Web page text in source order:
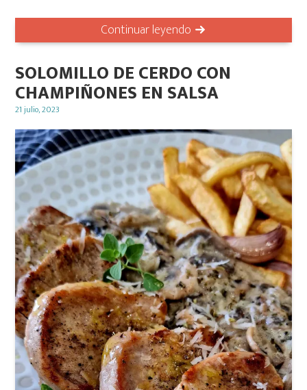
Continuar leyendo
SOLOMILLO DE CERDO CON
CHAMPIÑONES EN SALSA
Posted
21 julio, 2023